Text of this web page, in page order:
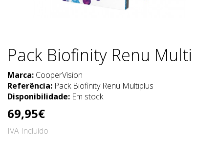
Pack Biofinity Renu Multi
Marca: CooperVision
Referência: Pack Biofinity Renu Multiplus
Disponibilidade: Em stock
69,95€
IVA Incluído